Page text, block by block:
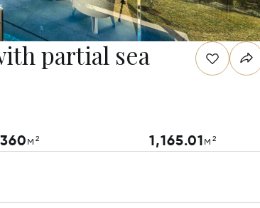
partial sea
360м² 1,165.01м²